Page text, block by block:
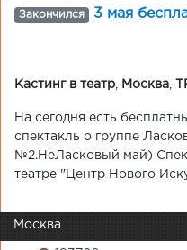
Закончился 3 мая
Кастинг в театр Москва
На сегодня есть
спектакль о группе
№2.НеЛасковый май)
театре "Центр Нового
Москва